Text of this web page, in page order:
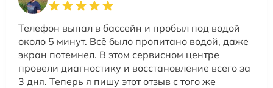
Телефон выпал в бассейн и пробыл под водой
около 5 минут. Всё было пропитано водой, даже
экран потемнел. В этом сервисном центре
провели диагностику и восстановление всего за
3 дня. Теперь я пишу этот отзыв с того же